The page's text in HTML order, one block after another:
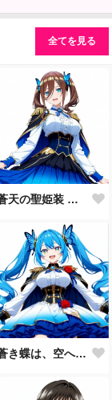
全てを見る
蒼天の聖姫装 ― 蒼き王国の祝福 ―
蒼き蝶は、空へ舞う。🦋💙